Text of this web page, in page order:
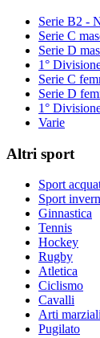
Serie B2 -
Serie C
Serie D
1°
Serie C
Serie D
1°
Varie
Altri sport
Sport
Sport
Ginnastica
Tennis
Hockey
Rugby
Atletica
Ciclismo
Cavalli
Arti marziali
Pugilato